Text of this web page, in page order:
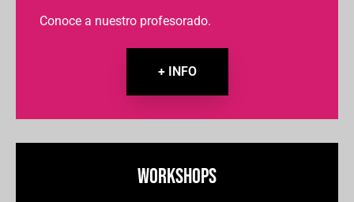
Conoce a nuestro profesorado.
+ INFO
WORKSHOPS